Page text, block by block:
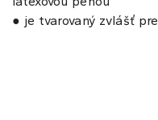
● je tvarovaný zvlášť